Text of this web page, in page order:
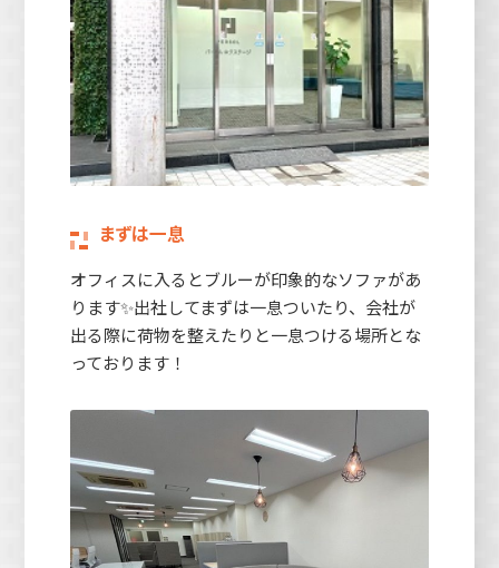
まずは一息
オフィスに入るとブルーが印象的なソファがあ
ります✨出社してまずは一息ついたり、会社が
出る際に荷物を整えたりと一息つける場所とな
っております！